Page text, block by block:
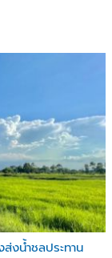
ส่งน้ำชลประทาน